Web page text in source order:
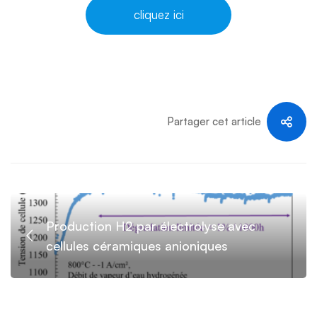
cliquez ici
Partager cet article
Production H2 par électrolyse avec
cellules céramiques anioniques